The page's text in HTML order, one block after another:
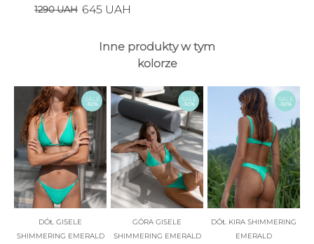
1290UAH 645 UAH
Inne produkty w tym
kolorze
SALE
-50%
DÓŁ GISELE
SHIMMERING EMERALD
SALE
-50%
GÓRA GISELE
SHIMMERING EMERALD
SALE
-50%
DÓŁ KIRA SHIMMERING
EMERALD